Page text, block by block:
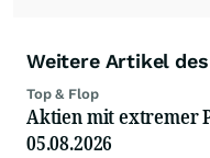
Weitere Artikel
Top & Flop
Aktien mit extremer
05.08.2026